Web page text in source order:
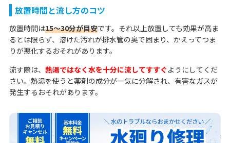
放置時間と流し方のコツ
放置時間は15〜30分が目安です。それ以上放置しても効果が高ま
るとは限らず、溶けた汚れが排水管の奥で固まり、かえってつま
りが悪化するおそれがあります。
流す際は、 熱湯ではなく水を十分に流してすすぐ ようにしてくだ
さい。熱湯を使うと薬剤の成分が一気に分解され、有害なガスが
発生するおそれがあります。